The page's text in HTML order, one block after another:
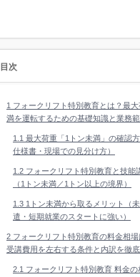
目次
1 フォークリフト特別教育とは？最
満を運転するための基礎知識と業務
1.1 最大荷重「1トン未満」の確認方
仕様書・現場での見分け方）
1.2 フォークリフト特別教育と技能
（1トン未満／1トン以上の境界）
1.3 1トン未満から取るメリット（
遣・短期就業のスタートに強い）
2 フォークリフト特別教育の料金相場
受講費用を左右する条件と内訳を徹
2.1 フォークリフト特別教育 料金の